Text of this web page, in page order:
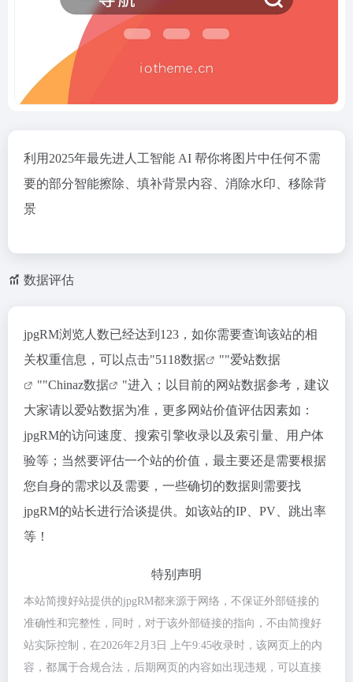
利用2025年最先进人工智能 AI 帮你将图片中任何不需
要的部分智能擦除、填补背景内容、消除水印、移除背
景
数据评估
jpgRM浏览人数已经达到123，如你需要查询该站的相
关权重信息，可以点击"5118数据 ""爱站数据
""Chinaz数据
"进入；以目前的网站数据参考，建议
大家请以爱站数据为准，更多网站价值评估因素如：
jpgRM的访问速度、搜索引擎收录以及索引量、用户体
验等；当然要评估一个站的价值，最主要还是需要根据
您自身的需求以及需要，一些确切的数据则需要找
jpgRM的站长进行洽谈提供。如该站的IP、PV、跳出率
等！
特别声明
本站简搜好站提供的jpgRM都来源于网络，不保证外部链接的
准确性和完整性，同时，对于该外部链接的指向，不由简搜好
站实际控制，在2026年2月3日 上午9:45收录时，该网页上的内
容，都属于合规合法，后期网页的内容如出现违规，可以直接